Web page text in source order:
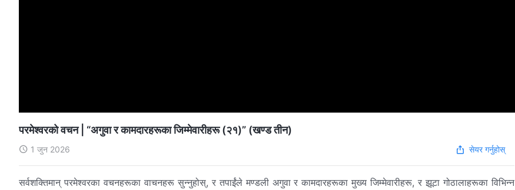
परमेश्‍वरको वचन | “अगुवा र कामदारहरूका जिम्‍मेवारीहरू (२१)” (खण्ड तीन)
1 जुन 2026 सेयर गर्नुहोस्
सर्वशक्तिमान् परमेश्‍वरका वचनहरूका वाचनहरू सुन्नुहोस्, र तपाईंले मण्डली अगुवा र कामदारहरूका मुख्य जिम्मेवारीहरू, र झूटा गोठालाहरूका विभिन्न